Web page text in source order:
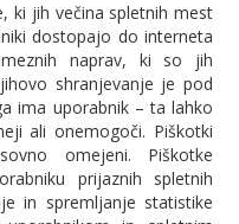
ki jih večina spletnih mest
dostopajo do interneta
naprav, ki so jih
shranjevanje je pod
ima uporabnik – ta lahko
ali onemogoči. Piškotki
omejeni. Piškotke
prijaznih spletnih
in spremljanje statistike